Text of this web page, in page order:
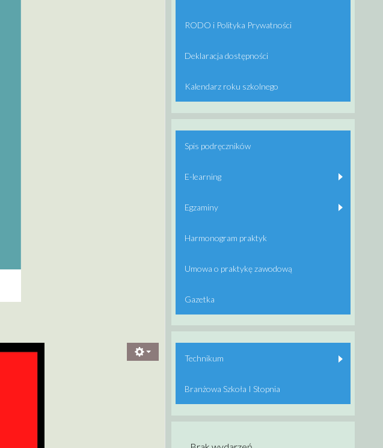
RODO i Polityka Prywatności
Deklaracja dostępności
Kalendarz roku szkolnego
Spis podręczników
E-learning
Egzaminy
Harmonogram praktyk
Umowa o praktykę zawodową
Gazetka
Technikum
Branżowa Szkoła I Stopnia